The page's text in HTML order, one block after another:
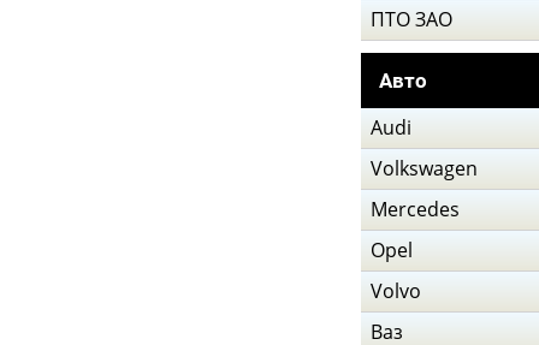
ПТО ЗАО
Авто
Audi
Volkswagen
Mercedes
Opel
Volvo
Ваз